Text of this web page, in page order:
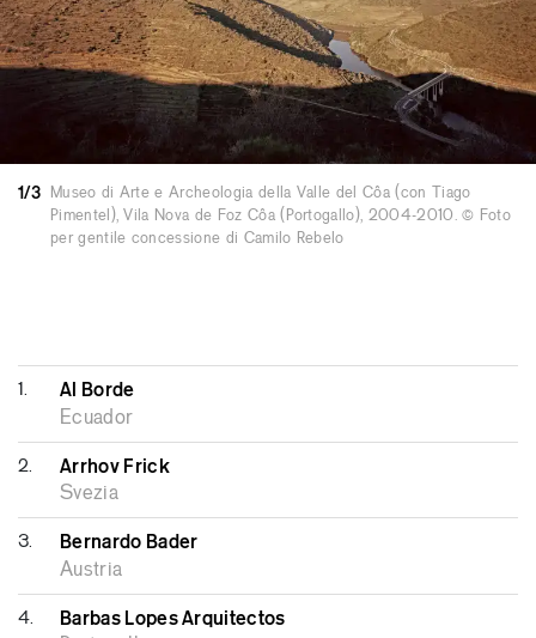
Award e, nel 2014, il Douro Award. Nel 2008 è
stato nominato per la Star Tracking – Global
Portuguese Talent e nel 2009 per Europa 40
under 40.
1/3
Museo di Arte e Archeologia della Valle del Côa (con Tiago
Pimentel), Vila Nova de Foz Côa (Portogallo), 2004-2010. © Foto
per gentile concessione di Camilo Rebelo
1. Al Borde
Ecuador
2. Arrhov Frick
Svezia
3. Bernardo Bader
Austria
4. Barbas Lopes Arquitectos